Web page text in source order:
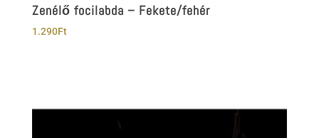
Zenélő focilabda – Fekete/fehér
1.290Ft